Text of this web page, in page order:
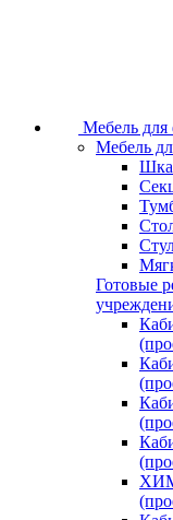
Мебель для
Мебель
Готовые